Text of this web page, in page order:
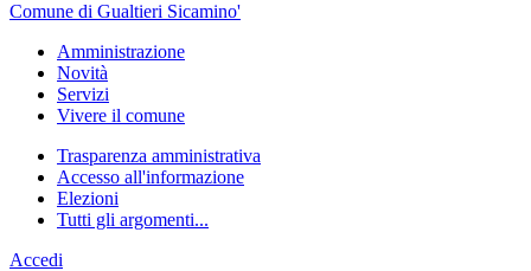
Comune di Gualtieri Sicamino'
Amministrazione
Novità
Servizi
Vivere il comune
Trasparenza amministrativa
Accesso all'informazione
Elezioni
Tutti gli argomenti...
Accedi